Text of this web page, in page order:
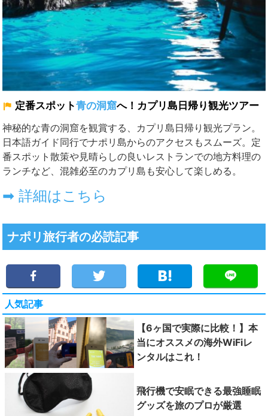
定番スポット青の洞窟へ！カプリ島日帰り観光ツアー
神秘的な青の洞窟を観賞する、カプリ島日帰り観光プラン。
日本語ガイド同行でナポリ島からのアクセスもスムーズ。定
番スポット散策や見晴らしの良いレストランでの地方料理の
ランチなど、混雑必至のカプリ島も安心して楽しめる。
➡ 詳細はこちら
ナポリ旅行者の必読記事
人気記事
【6ヶ国で実際に比較！】本
当にオススメの海外WiFiレ
ンタルはこれ！
飛行機で安眠できる最強睡眠
グッズを旅のプロが厳選